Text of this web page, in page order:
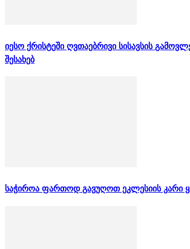
იესო ქრისტეში ღვთაებრივი სისავსის
შესახებ
საჭიროა ფართოდ გავუღოთ ეკლესიის კარი